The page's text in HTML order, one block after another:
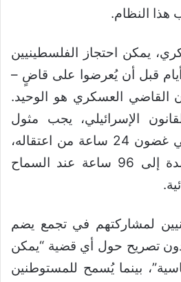
هذا النظام.
يمكن احتجاز الفلسطينيين
قبل أن يُعرضوا على قاضٍ –
القاضي العسكري هو الوحيد.
الإسرائيلي، يجب مثول
الشخص أمام قاضٍ في غضون 24 ساعة من اعتقاله،
ويمكن تمديد هذه المدة إلى 96 ساعة عند السماح
لمشاركتهم في تجمع يضم
تصريح حول أي قضية “يمكن
بينما يُسمح للمستوطنين